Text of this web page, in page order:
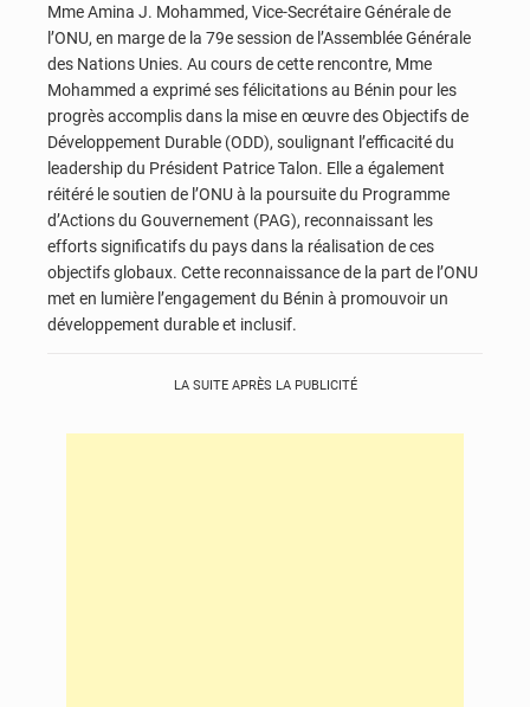
Mme Amina J. Mohammed, Vice-Secrétaire Générale de
l’ONU, en marge de la 79e session de l’Assemblée Générale
des Nations Unies. Au cours de cette rencontre, Mme
Mohammed a exprimé ses félicitations au Bénin pour les
progrès accomplis dans la mise en œuvre des Objectifs de
Développement Durable (ODD), soulignant l’efficacité du
leadership du Président Patrice Talon. Elle a également
réitéré le soutien de l’ONU à la poursuite du Programme
d’Actions du Gouvernement (PAG), reconnaissant les
efforts significatifs du pays dans la réalisation de ces
objectifs globaux. Cette reconnaissance de la part de l’ONU
met en lumière l’engagement du Bénin à promouvoir un
développement durable et inclusif.
LA SUITE APRÈS LA PUBLICITÉ